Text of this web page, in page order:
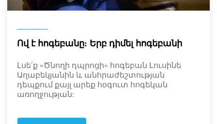
Ով է հոգեբանը: Երբ դիմել հոգեբանի
Լսե՛ք «Ծնողի դպրոցի» հոգեբան Լուսինե
Աղաբեկյանին և անհրաժեշտության
դեպքում քայլ արեք հօգուտ հոգեկան
առողջության: